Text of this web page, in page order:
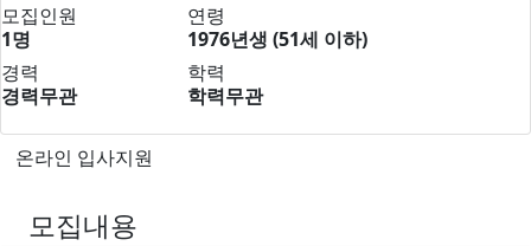
모집인원
1명
연령
1976년생 (51세 이하)
경력
경력무관
학력
학력무관
온라인 입사지원
모집내용